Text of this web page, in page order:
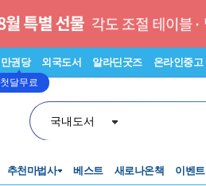
만권당
첫달무료
외국도서 알라딘굿즈 온라인중고
국내도서
추천마법사 베스트 새로나온책 이벤트